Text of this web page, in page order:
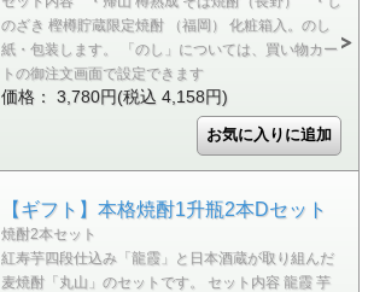
のざき 樫樽貯蔵限定焼酎 （福岡） 化粧箱入。のし
紙・包装します。 「のし」については、買い物カー
トの御注文画面で設定できます
価格： 3,780円(税込 4,158円)
【ギフト】本格焼酎1升瓶2本Dセット
焼酎2本セット
紅寿芋四段仕込み「龍霞」と日本酒蔵が取り組んだ
麦焼酎「丸山」のセットです。 セット内容 龍霞 芋